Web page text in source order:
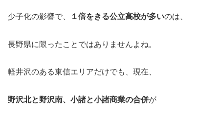
少子化の影響で、 １倍をきる公立高校が多いのは、
長野県に限ったことではありませんよね。
軽井沢のある東信エリアだけでも、現在、
野沢北と野沢南、小諸と小諸商業の合併が